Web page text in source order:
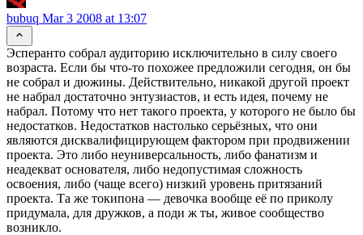
bubuq Mar 3 2008 at 13:07
Эсперанто собрал аудиторию исключительно в силу своего
возраста. Если бы что-то похожее предложили сегодня, он бы
не собрал и дюжины. Действительно, никакой другой проект
не набрал достаточно энтузиастов, и есть идея, почему не
набрал. Потому что нет такого проекта, у которого не было бы
недостатков. Недостатков настолько серьёзных, что они
являются дисквалифицирующем фактором при продвижении
проекта. Это либо неуниверсальность, либо фанатизм и
неадекват основателя, либо недопустимая сложность
освоения, либо (чаще всего) низкий уровень притязаний
проекта. Та же токипона — девочка вообще её по приколу
придумала, для дружков, а поди ж ты, живое сообщество
возникло.